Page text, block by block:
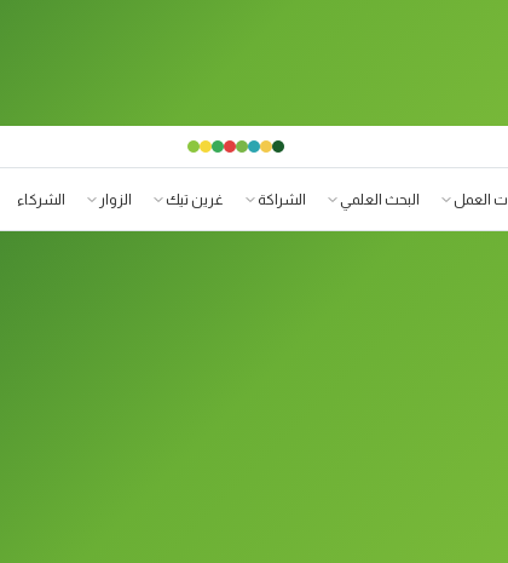
العمل البحث العلمي الشراكة غرين تيك الزوار الشركاء